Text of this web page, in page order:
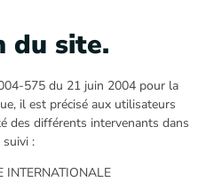
du site.
575 du 21 juin 2004 pour la
il est précisé aux utilisateurs
des différents intervenants dans
suivi :
INTERNATIONALE